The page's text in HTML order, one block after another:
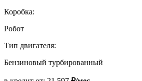
Коробка:
Робот
Тип двигателя:
Бензиновый турбированный